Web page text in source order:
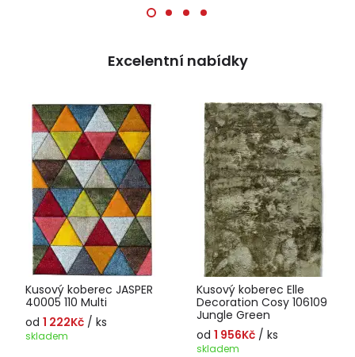
Excelentní nabídky
Kusový koberec JASPER
40005 110 Multi
od 1 222Kč / ks
skladem
Kusový koberec Elle
Decoration Cosy 106109
Jungle Green
od 1 956Kč / ks
skladem